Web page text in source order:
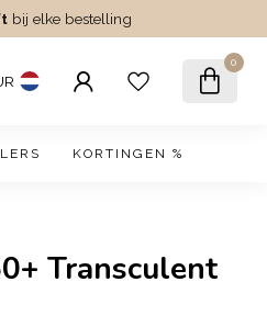
bij elke bestelling
0
KORTINGEN %
Transculent